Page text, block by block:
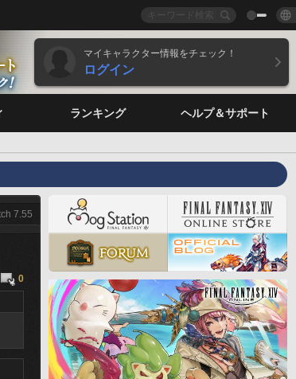
マイキャラクター情報をチェック！
ログイン
ランキング ヘルプ＆サポート
7.55
0